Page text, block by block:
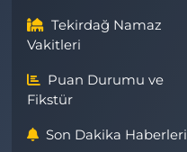
Tekirdağ Namaz
Vakitleri
Puan Durumu ve
Fikstür
Son Dakika Haberleri